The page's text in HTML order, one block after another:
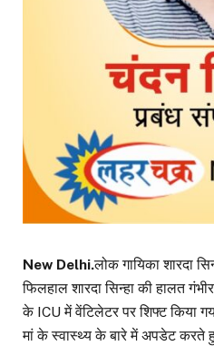
New Delhi.लोक गायिका शारदा
फिलहाल शारदा सिन्हा की हालत
के ICU में वेंटिलेटर पर शिफ्ट किया
मां के स्वास्थ्य के बारे में अपडेट करते